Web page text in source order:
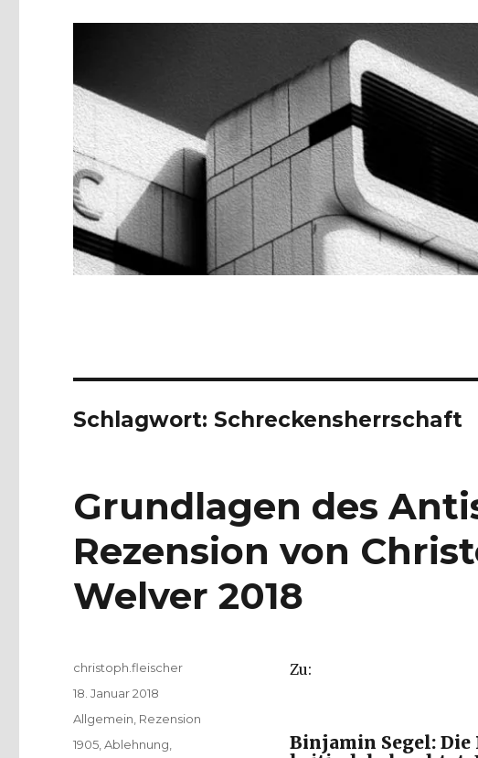
Schlagwort: Schreckensherrschaft
Grundlagen des
Rezension von
Welver 2018
Zu:
Binjamin Segel:
Autor
christoph.fleischer
Veröffentlicht
am
18. Januar 2018
Kategorien
Allgemein Rezension
Schlagwörter
1905 ,Ablehnung